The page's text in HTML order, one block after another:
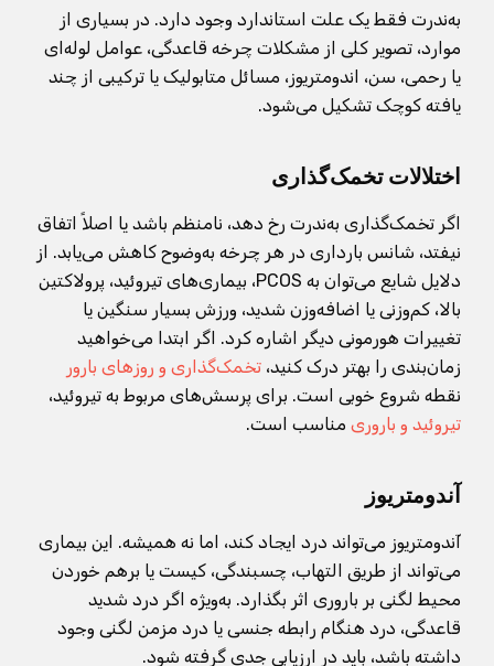
به‌ندرت فقط یک علت استاندارد وجود دارد. در بسیاری از
موارد، تصویر کلی از مشکلات چرخه قاعدگی، عوامل لوله‌ای
یا رحمی، سن، اندومتریوز، مسائل متابولیک یا ترکیبی از چند
یافته کوچک تشکیل می‌شود.
اختلالات تخمک‌گذاری
اگر تخمک‌گذاری به‌ندرت رخ دهد، نامنظم باشد یا اصلاً اتفاق
نیفتد، شانس بارداری در هر چرخه به‌وضوح کاهش می‌یابد. از
دلایل شایع می‌توان به PCOS، بیماری‌های تیروئید، پرولاکتین
بالا، کم‌وزنی یا اضافه‌وزن شدید، ورزش بسیار سنگین یا
تغییرات هورمونی دیگر اشاره کرد. اگر ابتدا می‌خواهید
زمان‌بندی را بهتر درک کنید، تخمک‌گذاری و روزهای بارور
نقطه شروع خوبی است. برای پرسش‌های مربوط به تیروئید،
تیروئید و باروری مناسب است.
آندومتریوز
آندومتریوز می‌تواند درد ایجاد کند، اما نه همیشه. این بیماری
می‌تواند از طریق التهاب، چسبندگی، کیست یا برهم خوردن
محیط لگنی بر باروری اثر بگذارد. به‌ویژه اگر درد شدید
قاعدگی، درد هنگام رابطه جنسی یا درد مزمن لگنی وجود
داشته باشد، باید در ارزیابی جدی گرفته شود.